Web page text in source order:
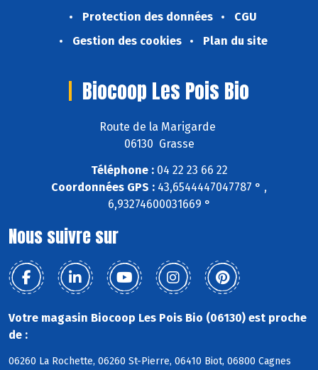
Protection des données
CGU
Gestion des cookies
Plan du site
Biocoop Les Pois Bio
Route de la Marigarde
06130 Grasse
Téléphone :04 22 23 66 22
Coordonnées GPS : 43,6544447047787 ° ,
6,93274600031669 °
Nous suivre sur
Votre magasin Biocoop Les Pois Bio (06130) est proche
de :
06260 La Rochette, 06260 St-Pierre, 06410 Biot, 06800 Cagnes